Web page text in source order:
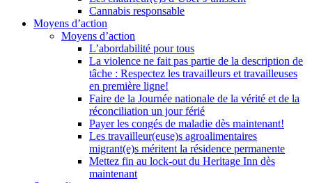
Cannabis responsable
Moyens d’action
Moyens d’action
L’abordabilité pour tous
La violence ne fait pas partie de la description de
tâche : Respectez les travailleurs et travailleuses
en première ligne!
Faire de la Journée nationale de la vérité et de la
réconciliation un jour férié
Payer les congés de maladie dès maintenant!
Les travailleur(euse)s agroalimentaires
migrant(e)s méritent la résidence permanente
Mettez fin au lock-out du Heritage Inn dès
maintenant